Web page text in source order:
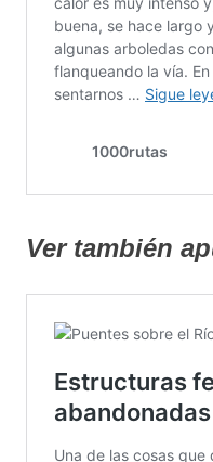
Ver también